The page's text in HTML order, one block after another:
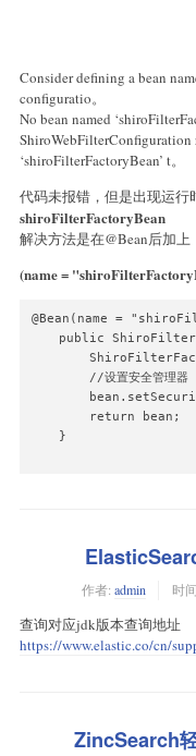
Consider defining a bean
configuratio。
No bean named
ShiroWebFilterConfiguration
‘shiroFilterFactoryBean’ t。
代码未报错，但是出现运
shiroFilterFactoryBean
解决方法是在@Bean后加上
(name =
@Bean(name =
public
        //设置安全管理器
        return bean;
    }
作者: admin 时
查询对应jdk版本查询地址
https://www.elastic.co/cn/
ZincSearch